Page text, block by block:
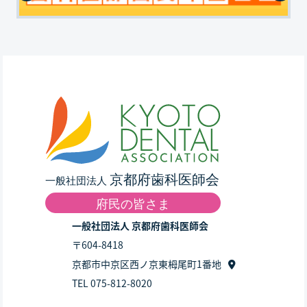
一般社団法人 京都府歯科医師会
〒604-8418
京都市中京区西ノ京東栂尾町1番地
TEL 075-812-8020